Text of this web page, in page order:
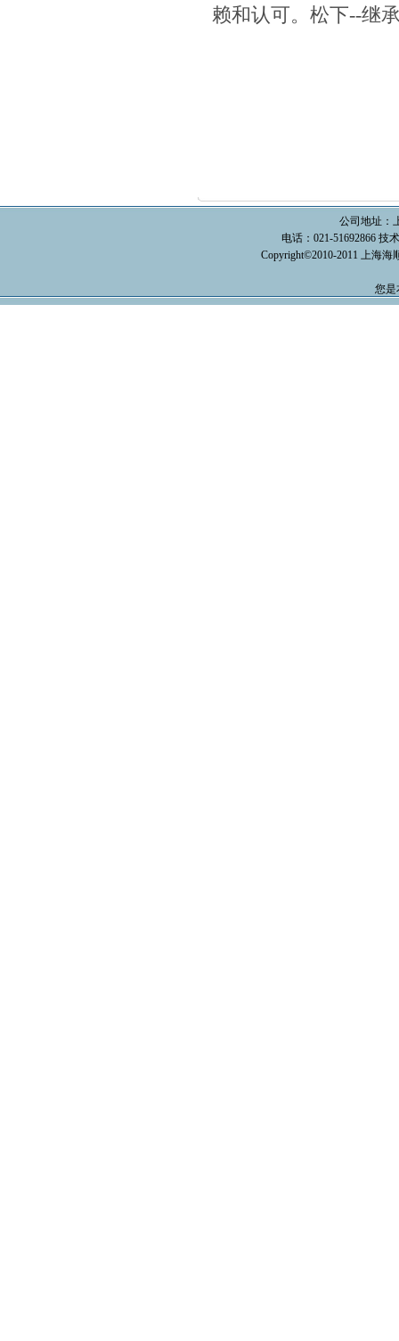
赖和认可。松下--继
公司地址：
电话：021-51692866 技
Copyright©2010-2011 上海海
您是